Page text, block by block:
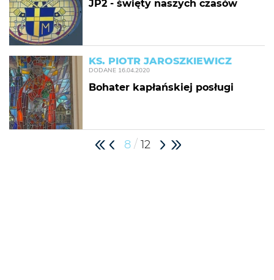
JP2 - święty naszych czasów
KS. PIOTR JAROSZKIEWICZ
DODANE 16.04.2020
Bohater kapłańskiej posługi
8 / 12